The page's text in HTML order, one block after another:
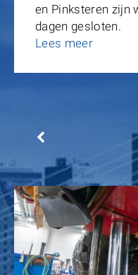
en Pinksteren zijn
dagen gesloten.
Lees meer